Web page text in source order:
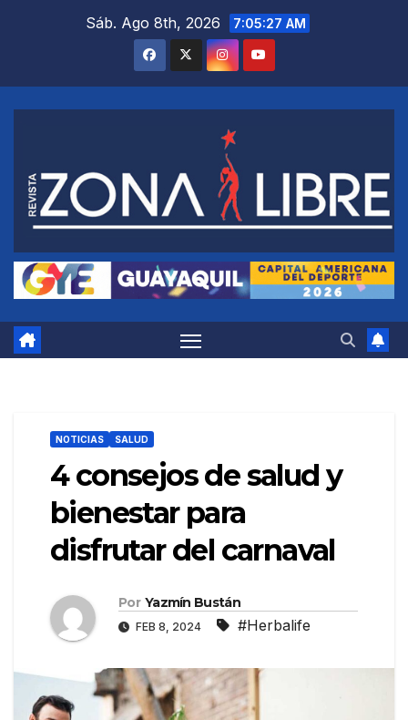
Sáb. Ago 8th, 2026 7:05:28 AM
NOTICIAS SALUD
4 consejos de salud y
bienestar para
disfrutar del carnaval
Por Yazmín Bustán
FEB 8, 2024 #Herbalife